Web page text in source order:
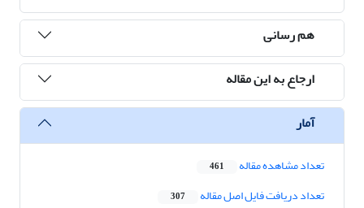
هم رسانی
ارجاع به این مقاله
آمار
تعداد مشاهده مقاله 461
تعداد دریافت فایل اصل مقاله 307